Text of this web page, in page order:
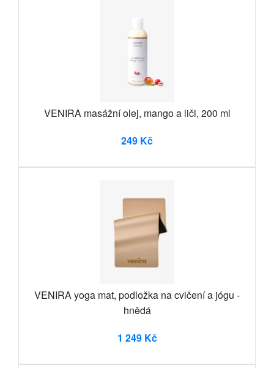
VENIRA masážní olej, mango a liči, 200 ml
249 Kč
VENIRA yoga mat, podložka na cvičení a jógu -
hnědá
1 249 Kč